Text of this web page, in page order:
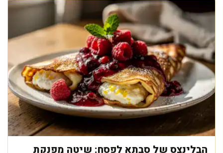
הבלינצס של סבתא לפסח: שיטה מפנקת